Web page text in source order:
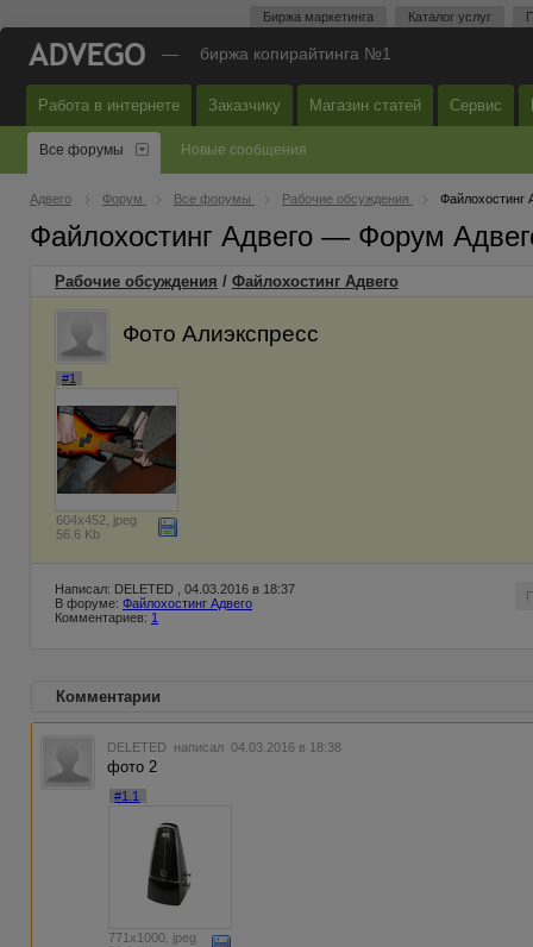
Биржа маркетинга Каталог услуг
— биржа копирайтинга №1
Работа в интернете Заказчику Магазин статей Сервис
Все форумы Новые сообщения
Адвего Форум Все форумы Рабочие обсуждения Файлохостинг
Файлохостинг Адвего — Форум
Рабочие обсуждения / Файлохостинг Адвего
Фото Алиэкспресс
#1
604x452, jpeg
56.6 Kb
Написал: DELETED , 04.03.2016 в 18:37
В форуме: Файлохостинг Адвего
Комментариев: 1
Комментарии
DELETED написал 04.03.2016 в 18:38
фото 2
#1.1
771x1000, jpeg